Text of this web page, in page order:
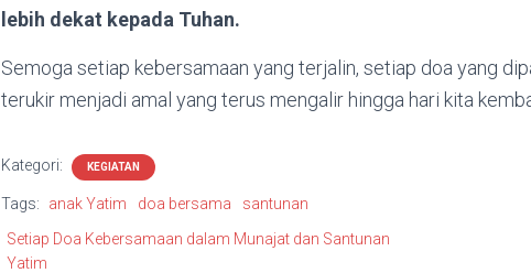
lebih dekat kepada Tuhan.
Semoga setiap kebersamaan yang terjalin, setiap doa yang
terukir menjadi amal yang terus mengalir hingga hari kita
Kategori: KEGIATAN
Tags: anak Yatim doa bersama
santunan
Setiap Doa Kebersamaan dalam Munajat dan Santunan
Yatim